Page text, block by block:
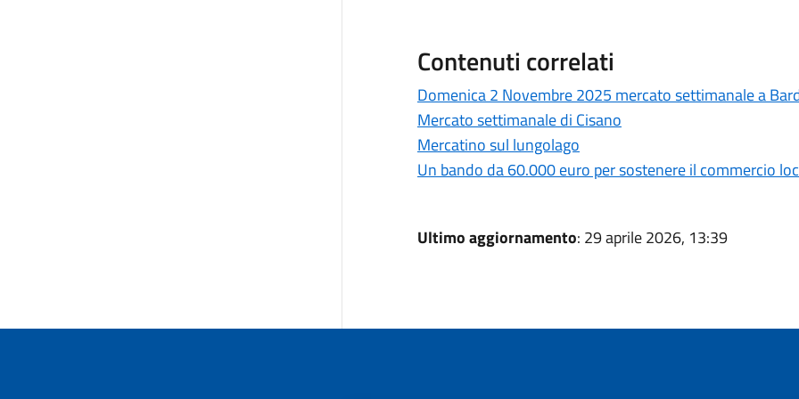
Contenuti correlati
Domenica 2 Novembre 2025 mercato settimanale a
Mercato settimanale di Cisano
Mercatino sul lungolago
Un bando da 60.000 euro per sostenere il commercio
Ultimo aggiornamento: 29 aprile 2026, 13:39